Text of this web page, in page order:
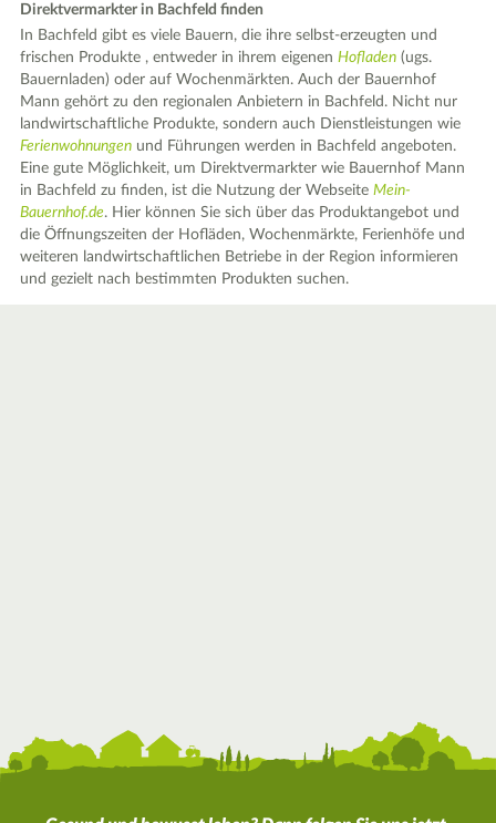
Direktvermarkter in Bachfeld finden
In Bachfeld gibt es viele Bauern, die ihre selbst-erzeugten und
frischen Produkte , entweder in ihrem eigenenHofladen (ugs.
Bauernladen) oder auf Wochenmärkten. Auch der Bauernhof
Mann gehört zu den regionalen Anbietern in Bachfeld. Nicht nur
landwirtschaftliche Produkte, sondern auch Dienstleistungen wie
Ferienwohnungen und Führungen werden in Bachfeld angeboten.
Eine gute Möglichkeit, um Direktvermarkter wie Bauernhof Mann
in Bachfeld zu finden, ist die Nutzung der WebseiteMein-
Bauernhof.de. Hier können Sie sich über das Produktangebot und
die Öffnungszeiten der Hofläden, Wochenmärkte, Ferienhöfe und
weiteren landwirtschaftlichen Betriebe in der Region informieren
und gezielt nach bestimmten Produkten suchen.